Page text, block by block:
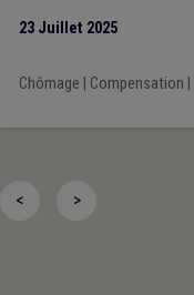
23 Juillet 2025
Chômage Compensation
< >